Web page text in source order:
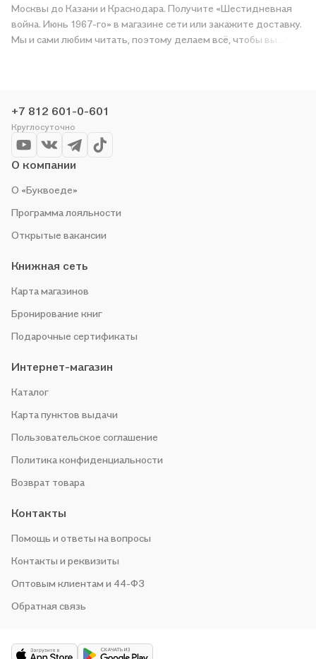
Москвы до Казани и Краснодара. Получите «Шестидневная
война. Июнь 1967-го» в магазине сети или закажите доставку.
Мы и сами любим читать, поэтому делаем всё, чтобы вы
+7 812 601-0-601
Круглосуточно
О компании
О «Буквоеде»
Программа лояльности
Открытые вакансии
Книжная сеть
Карта магазинов
Бронирование книг
Подарочные сертификаты
Интернет-магазин
Каталог
Карта пунктов выдачи
Пользовательское соглашение
Политика конфиденциальности
Возврат товара
Контакты
Помощь и ответы на вопросы
Контакты и реквизиты
Оптовым клиентам и 44-ФЗ
Обратная связь